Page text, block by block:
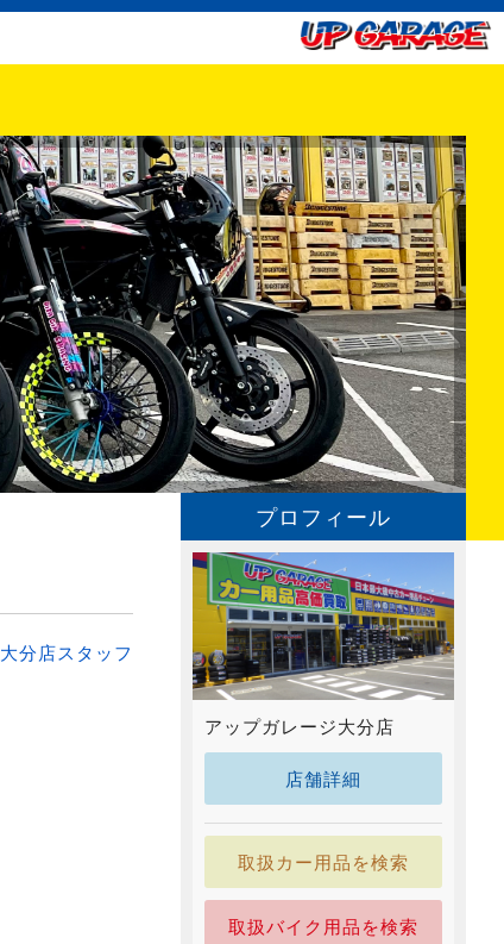
大分店スタッフ
プロフィール
アップガレージ大分店
店舗詳細
取扱カー用品を検索
取扱バイク用品を検索